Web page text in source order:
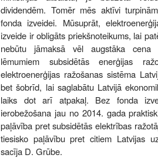
dividendēm. Tomēr mēs aktīvi
fonda izveidei. Mūsuprāt,
izveide ir obligāts priekšnoteikums, lai
nebūtu jāmaksā vēl augstāka cena
lēmumiem subsidētās enerģijas
elektroenerģijas ražošanas sistēma
bet šobrīd, lai saglabātu Latvijā
laiks dot arī atpakaļ. Bez fonda
ierobežošana jau no 2014. gada
paļāvība pret subsidētās elektrības
tiesisko paļāvību pret citiem Latvijas
sacīja D. Grūbe.